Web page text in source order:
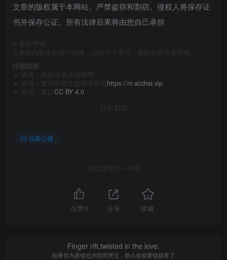
文章的版权属于本网站。严禁盗窃和剽窃。侵权人将保存证
书并保存公证。所有法律后果将由您自己承担
版权声明
⚠️本站内容来自用户投稿，仅供个人学习，版权归原作者所有。
转载指南：
🔹 署名：保留作者及
自嗨网
🔹 链接：建议附原文链接或首页 https://m.aizihai.vip
🔹 协议：默认 CC BY 4.0
THE END
玩家心得
喜欢就支持一下吧
点赞 5 分享 收藏
Finger rift,twisted in the love.
如果你为着错过夕阳而哭泣，那么你就要错群星了